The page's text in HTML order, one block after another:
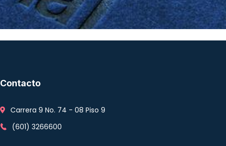
Contacto
Carrera 9 No. 74 - 08 Piso 9
(601) 3266600